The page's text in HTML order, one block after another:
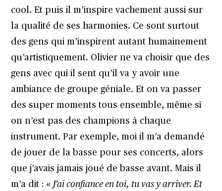
cool. Et puis il m’inspire vachement aussi sur
la qualité de ses harmonies. Ce sont surtout
des gens qui m’inspirent autant humainement
qu’artistiquement. Olivier ne va choisir que des
gens avec qui il sent qu’il va y avoir une
ambiance de groupe géniale. Et on va passer
des super moments tous ensemble, même si
on n’est pas des champions à chaque
instrument. Par exemple, moi il m’a demandé
de jouer de la basse pour ses concerts, alors
que j’avais jamais joué de basse avant. Mais il
m’a dit : « J’ai confiance en toi, tu vas y arriver. Et